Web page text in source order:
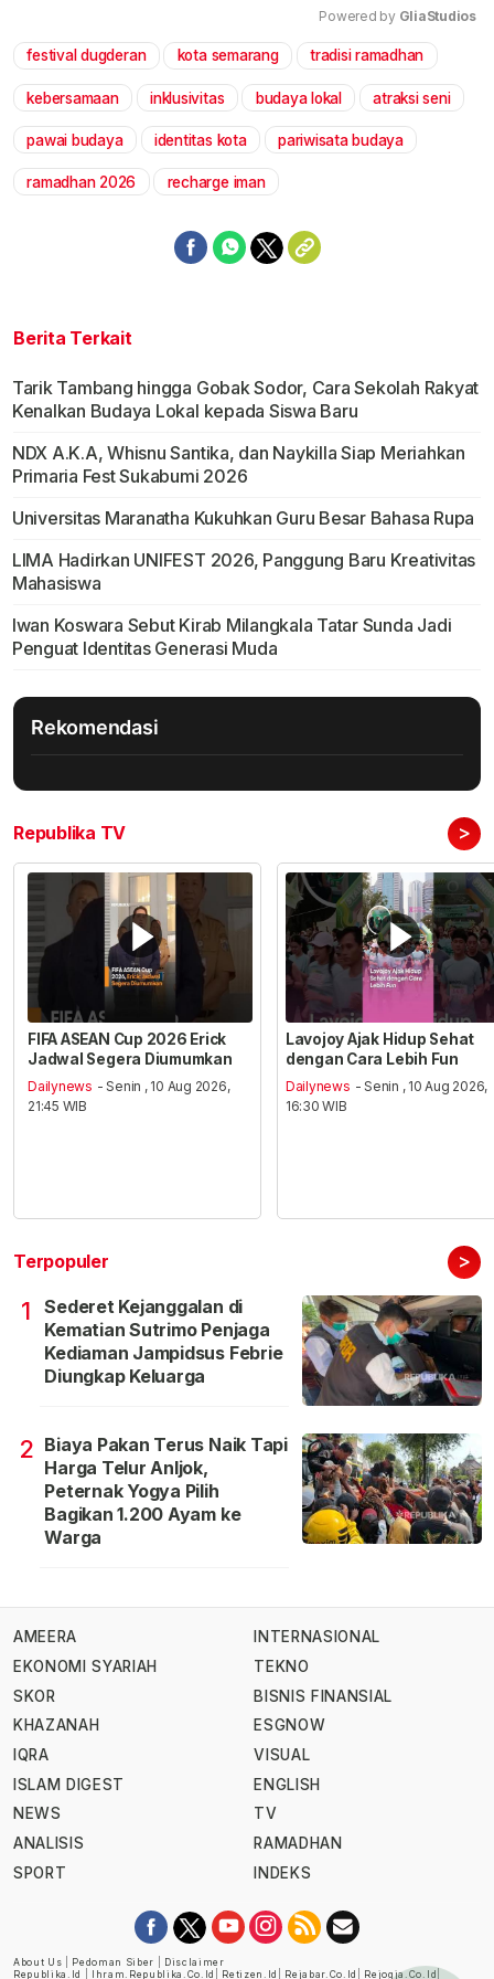
Mute
Powered by GliaStudios
festival dugderan kota semarang tradisi ramadhan
kebersamaan inklusivitas budaya lokal atraksi seni
pawai budaya identitas kota pariwisata budaya
ramadhan 2026 recharge iman
Berita Terkait
Tarik Tambang hingga Gobak Sodor, Cara Sekolah Rakyat
Kenalkan Budaya Lokal kepada Siswa Baru
NDX A.K.A, Whisnu Santika, dan Naykilla Siap Meriahkan
Primaria Fest Sukabumi 2026
Universitas Maranatha Kukuhkan Guru Besar Bahasa Rupa
LIMA Hadirkan UNIFEST 2026, Panggung Baru Kreativitas
Mahasiswa
Iwan Koswara Sebut Kirab Milangkala Tatar Sunda Jadi
Penguat Identitas Generasi Muda
Rekomendasi
Republika TV >
FIFA ASEAN Cup 2026 Erick
Jadwal Segera Diumumkan
Dailynews - Senin , 10 Aug 2026,
21:45 WIB
Lavojoy Ajak Hidup Sehat
dengan Cara Lebih Fun
Dailynews - Senin , 10 Aug 2026,
16:30 WIB
Terpopuler >
1
Sederet Kejanggalan di
Kematian Sutrimo Penjaga
Kediaman Jampidsus Febrie
Diungkap Keluarga
2 Biaya Pakan Terus Naik Tapi
Harga Telur Anljok,
Peternak Yogya Pilih
Bagikan 1.200 Ayam ke
Warga
AMEERA
EKONOMI SYARIAH
SKOR
KHAZANAH
IQRA
ISLAM DIGEST
NEWS
ANALISIS
SPORT
INTERNASIONAL
TEKNO
BISNIS FINANSIAL
ESGNOW
VISUAL
ENGLISH
TV
RAMADHAN
INDEKS
About Us Pedoman Siber
Disclaimer
Republika.id
Ihram.republika.co.id Retizen.id Rejabar.co.id Rejogja.co.id